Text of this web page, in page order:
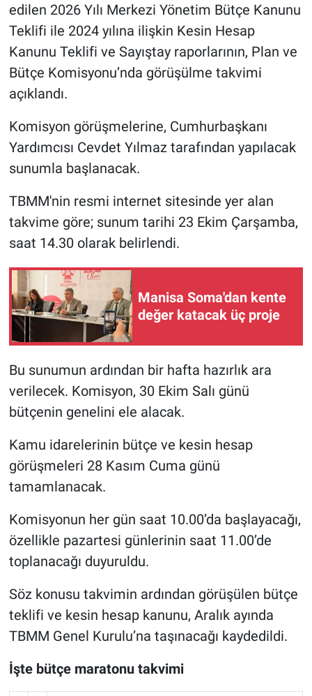
edilen 2026 Yılı Merkezi Yönetim Bütçe Kanunu
Teklifi ile 2024 yılına ilişkin Kesin Hesap
Kanunu Teklifi ve Sayıştay raporlarının, Plan ve
Bütçe Komisyonu’nda görüşülme takvimi
açıklandı.
Komisyon görüşmelerine, Cumhurbaşkanı
Yardımcısı Cevdet Yılmaz tarafından yapılacak
sunumla başlanacak.
TBMM'nin resmi internet sitesinde yer alan
takvime göre; sunum tarihi 23 Ekim Çarşamba,
saat 14.30 olarak belirlendi.
Manisa Soma'dan kente
değer katacak üç proje
Bu sunumun ardından bir hafta hazırlık ara
verilecek. Komisyon, 30 Ekim Salı günü
bütçenin genelini ele alacak.
Kamu idarelerinin bütçe ve kesin hesap
görüşmeleri 28 Kasım Cuma günü
tamamlanacak.
Komisyonun her gün saat 10.00’da başlayacağı,
özellikle pazartesi günlerinin saat 11.00’de
toplanacağı duyuruldu.
Söz konusu takvimin ardından görüşülen bütçe
teklifi ve kesin hesap kanunu, Aralık ayında
TBMM Genel Kurulu’na taşınacağı kaydedildi.
İşte bütçe maratonu takvimi